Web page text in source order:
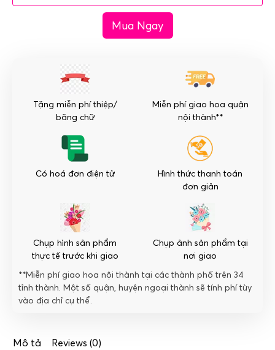
Chung
Niềm
Mua Ngay
Tặng miễn phí thiệp/
băng chữ
Miễn phí giao hoa quận
nội thành**
Có hoá đơn điện tử
Hình thức thanh toán
đơn giản
Chụp hình sản phẩm
thực tế trước khi giao
Chụp ảnh sản phẩm tại
nơi giao
**Miễn phí giao hoa nội thành tại các thành phố trên 34
tỉnh thành. Một số quận, huyện ngoại thành sẽ tính phí tùy
vào địa chỉ cụ thể.
Mô tả Reviews (0)